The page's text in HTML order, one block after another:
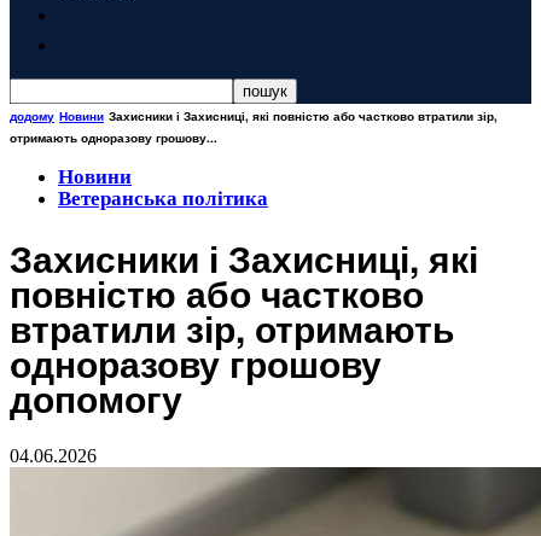
додому Новини Захисники і Захисниці, які повністю або частково втратили зір,
отримають одноразову грошову...
Новини
Ветеранська політика
Захисники і Захисниці, які
повністю або частково
втратили зір, отримають
одноразову грошову
допомогу
04.06.2026